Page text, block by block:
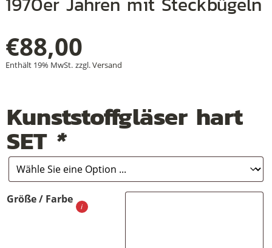
€88,00
Enthält 19% MwSt. zzgl.Versand
Kunststoffgläser hart
SET *
Größe / Farbe
+